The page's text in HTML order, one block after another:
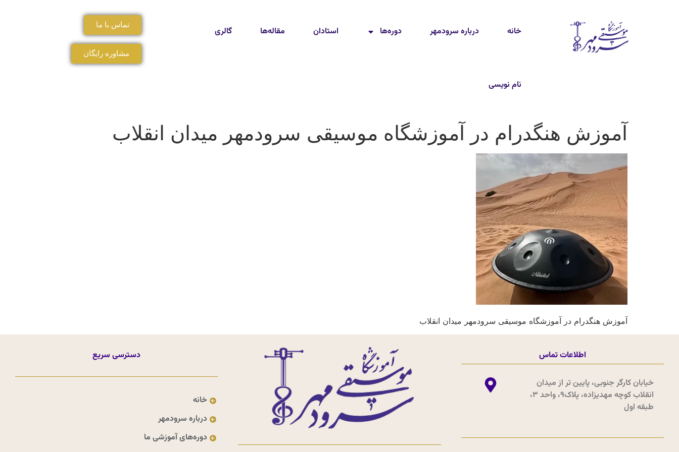
خانه درباره سرودمهر دوره‌ها استادان مقاله‌ها گالری
نام نویسی
تماس با ما
مشاوره رایگان
آموزش هنگدرام در آموزشگاه موسیقی سرودمهر میدان انقلاب
آموزش هنگدرام در آموزشگاه موسیقی سرودمهر میدان انقلاب
اطلاعات تماس
خیابان کارگر جنوبی، پایین تر از میدان
انقلاب کوچه مهدیزاده، پلاک9، واحد 3،
طبقه اول
دسترسی سریع
خانه
درباره سرودمهر
دوره‌های آموزشی ما